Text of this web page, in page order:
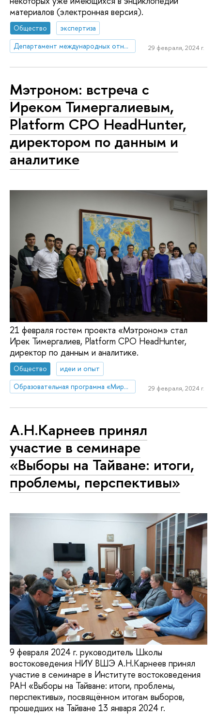
материалов (электронная версия).
Общество
экспертиза
Департамент международных отношений
29 февраля, 2024 г.
Мэтроном: встреча с
Иреком Тимергалиевым,
Platform CPO HeadHunter,
директором по данным и
аналитике
21 февраля гостем проекта «Мэтроном» стал
Ирек Тимергалиев, Platform CPO HeadHunter,
директор по данным и аналитике.
Общество
идеи и опыт
Образовательная программа «Мировая экономика»
29 февраля, 2024 г.
А.Н.Карнеев принял
участие в семинаре
«Выборы на Тайване: итоги,
проблемы, перспективы»
9 февраля 2024 г. руководитель Школы
востоковедения НИУ ВШЭ А.Н.Карнеев принял
участие в семинаре в Институте востоковедения
РАН «Выборы на Тайване: итоги, проблемы,
перспективы», посвящённом итогам выборов,
прошедших на Тайване 13 января 2024 г.